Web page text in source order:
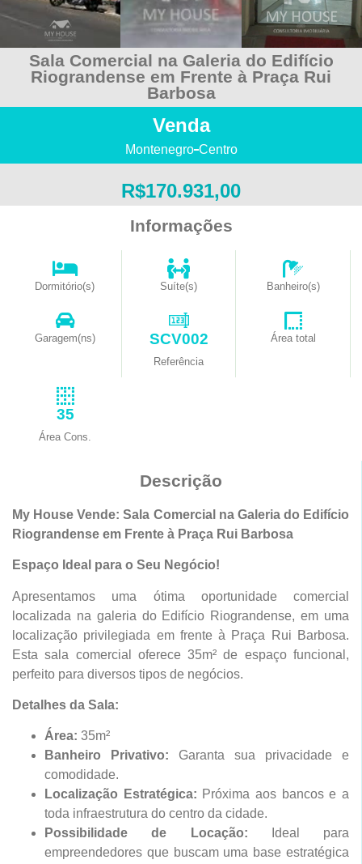
Sala Comercial na Galeria do Edifício
Riograndense em Frente à Praça Rui
Barbosa
Venda
Montenegro Centro
R$170.931,00
Informações
Dormitório(s) Suíte(s) Banheiro(s)
Garagem(ns) SCV002
Referência
Área total
35
Área Cons.
Descrição
My House Vende: Sala Comercial na Galeria do Edifício
Riograndense em Frente à Praça Rui Barbosa
Espaço Ideal para o Seu Negócio!
Apresentamos uma ótima oportunidade comercial
localizada na galeria do Edifício Riograndense, em uma
localização privilegiada em frente à Praça Rui Barbosa.
Esta sala comercial oferece 35m² de espaço funcional,
perfeito para diversos tipos de negócios.
Detalhes da Sala:
Área: 35m²
Banheiro Privativo: Garanta sua privacidade e
comodidade.
Localização Estratégica: Próxima aos bancos e a
toda infraestrutura do centro da cidade.
Possibilidade de Locação: Ideal para
empreendedores que buscam uma base estratégica